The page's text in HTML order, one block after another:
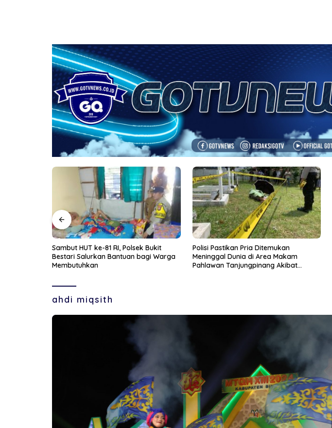
Polisi Pastikan Pria Ditemukan
Meninggal Dunia di Area Makam
Pahlawan Tanjungpinang Akibat
Pegulat Profesional Brock Lesnar
Resmi Pensiun
ahdi miqsith